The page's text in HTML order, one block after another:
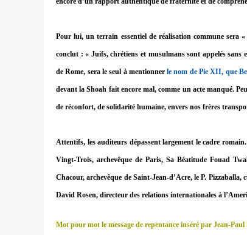
Pour lui, un terrain essentiel de réalisation commune sera
conclut : « Juifs, chrétiens et musulmans sont appelés
de Rome, sera le seul à mentionner le nom de Pie XII, que
devant la Shoah fait encore mal, comme un acte manqué.
de réconfort, de solidarité humaine, envers nos frères
Attentifs, les auditeurs dépassent largement le cadre
Vingt-Trois, archevêque de Paris, Sa Béatitude Fouad
Chacour, archevêque de Saint-Jean-d’Acre, le P.
David Rosen, directeur des relations internationales à
Mot pour mot le message de repentance inséré par Jean-